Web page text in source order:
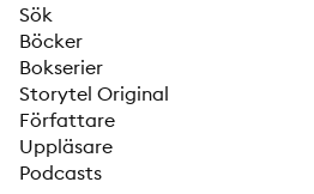
Sök
Böcker
Bokserier
Storytel Original
Författare
Uppläsare
Podcasts